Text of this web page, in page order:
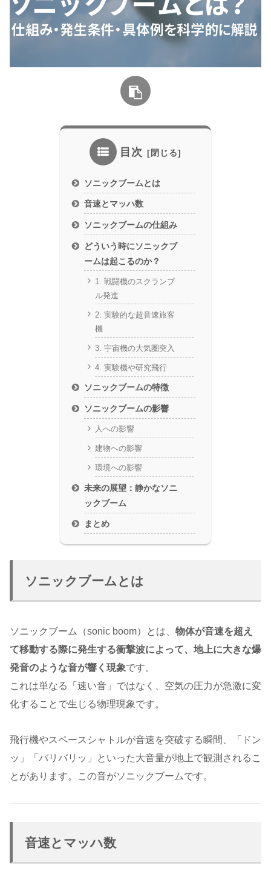
目次
ソニックブームとは
音速とマッハ数
ソニックブームの仕組み
どういう時にソニックブ
ームは起こるのか？
1. 戦闘機のスクランブ
ル発進
2. 実験的な超音速旅客
機
3. 宇宙機の大気圏突入
4. 実験機や研究飛行
ソニックブームの特徴
ソニックブームの影響
人への影響
建物への影響
環境への影響
未来の展望：静かなソニ
ックブーム
まとめ
ソニックブームとは
ソニックブーム（sonic boom）とは、 物体が音速を超え
て移動する際に発生する衝撃波によって、地上に大きな爆
発音のような音が響く現象です。
これは単なる「速い音」ではなく、空気の圧力が急激に変
化することで生じる物理現象です。
飛行機やスペースシャトルが音速を突破する瞬間、「ドン
ッ」「バリバリッ」といった大音量が地上で観測されるこ
とがあります。この音がソニックブームです。
音速とマッハ数